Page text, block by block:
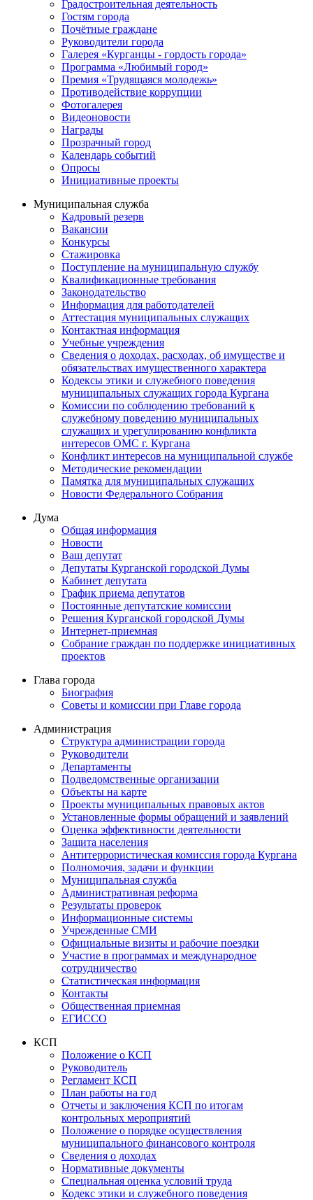
Градостроительная деятельность
Гостям города
Почётные граждане
Руководители города
Галерея «Курганцы - гордость города»
Программа «Любимый город»
Премия «Трудящаяся молодежь»
Противодействие коррупции
Фотогалерея
Видеоновости
Награды
Прозрачный город
Календарь событий
Опросы
Инициативные проекты
Муниципальная служба
Кадровый резерв
Вакансии
Конкурсы
Стажировка
Поступление на муниципальную службу
Квалификационные требования
Законодательство
Информация для работодателей
Аттестация муниципальных служащих
Контактная информация
Учебные учреждения
Сведения о доходах, расходах, об имуществе и
обязательствах имущественного характера
Кодексы этики и служебного поведения
муниципальных служащих города Кургана
Комиссии по соблюдению требований к
служебному поведению муниципальных
служащих и урегулированию конфликта
интересов ОМС г. Кургана
Конфликт интересов на муниципальной службе
Методические рекомендации
Памятка для муниципальных служащих
Новости Федерального Cобрания
Дума
Общая информация
Новости
Ваш депутат
Депутаты Курганской городской Думы
Кабинет депутата
График приема депутатов
Постоянные депутатские комиссии
Решения Курганской городской Думы
Интернет-приемная
Собрание граждан по поддержке инициативных
проектов
Глава города
Биография
Советы и комиссии при Главе города
Администрация
Структура администрации города
Руководители
Департаменты
Подведомственные организации
Объекты на карте
Проекты муниципальных правовых актов
Установленные формы обращений и заявлений
Оценка эффективности деятельности
Защита населения
Антитеррористическая комиссия города Кургана
Полномочия, задачи и функции
Муниципальная служба
Административная реформа
Результаты проверок
Информационные системы
Учрежденные СМИ
Официальные визиты и рабочие поездки
Участие в программах и международное
сотрудничество
Статистическая информация
Контакты
Общественная приемная
ЕГИССО
КСП
Положение о КСП
Руководитель
Регламент КСП
План работы на год
Отчеты и заключения КСП по итогам
контрольных мероприятий
Положение о порядке осуществления
муниципального финансового контроля
Сведения о доходах
Нормативные документы
Специальная оценка условий труда
Кодекс этики и служебного поведения